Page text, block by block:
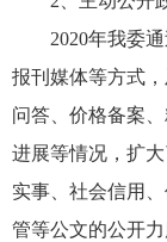
2020年我委
报刊媒体等方式
问答、价格备案
进展等情况，扩
实事、社会信用
管等公文的公开